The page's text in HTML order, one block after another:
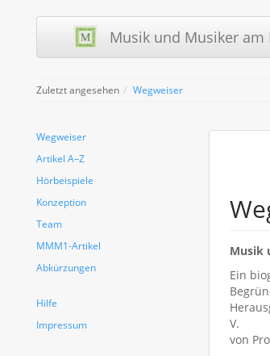
Musik und Musiker
Zuletzt angesehen Wegweiser
Wegweiser
Artikel A–Z
Hörbeispiele
Konzeption
Team
MMM1-Artikel
Abkürzungen
Hilfe
Impressum
Musik
Ein
V.
von